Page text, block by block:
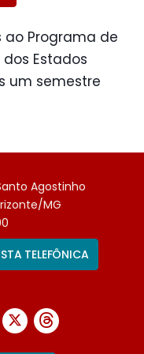
Programa de
Estados
um semestre
Agostinho
MG
TELEFÔNICA